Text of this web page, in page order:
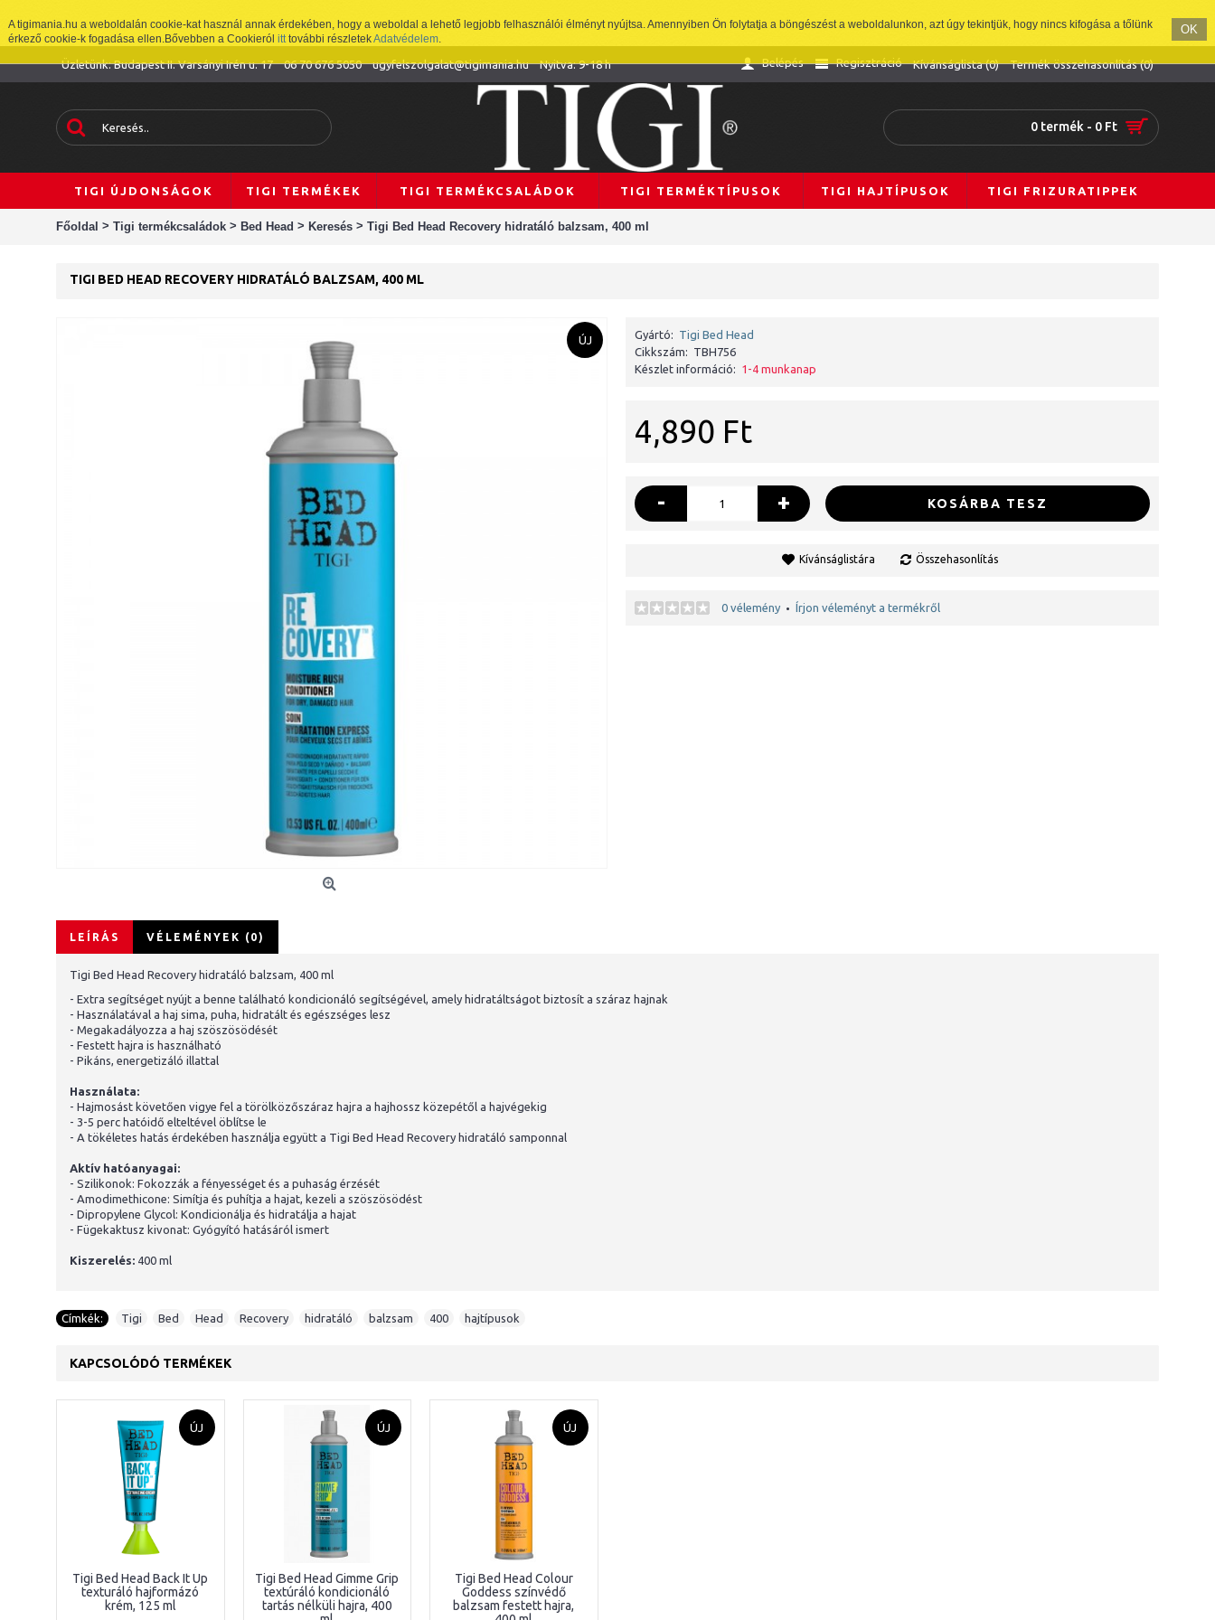
OK
A tigimania.hu a weboldalán cookie-kat használ annak érdekében, hogy a weboldal a lehető legjobb felhasználói élményt nyújtsa. Amennyiben Ön folytatja a böngészést a weboldalunkon, azt úgy tekintjük, hogy nincs kifogása a tőlünk
érkező cookie-k fogadása ellen.Bővebben a Cookieról itttovábbi részletekAdatvédelem.
Üzletünk: Budapest II. Varsányi Irén u. 17
06 70 676 5050 ugyfelszolgalat@tigimania.hu Nyitva: 9-18 h Belépés Regisztráció Kívánságlista (0) Termék összehasonlítás (0)
0 termék - 0 Ft
TIGI ÚJDONSÁGOK TIGI TERMÉKEK TIGI TERMÉKCSALÁDOK TIGI TERMÉKTÍPUSOK TIGI HAJTÍPUSOK TIGI FRIZURATIPPEK
Főoldal > Tigi termékcsaládok > Bed Head > Keresés > Tigi Bed Head Recovery hidratáló balzsam, 400 ml
TIGI BED HEAD RECOVERY HIDRATÁLÓ BALZSAM, 400 ML
ÚJ Gyártó: Tigi Bed Head
Cikkszám: TBH756
Készlet információ: 1-4 munkanap
4,890 Ft
- + KOSÁRBA TESZ
Kívánságlistára Összehasonlítás
0 vélemény • Írjon véleményt a termékről
LEÍRÁS VÉLEMÉNYEK (0)
Tigi Bed Head Recovery hidratáló balzsam, 400 ml
- Extra segítséget nyújt a benne található kondicionáló segítségével, amely hidratáltságot biztosít a száraz hajnak
- Használatával a haj sima, puha, hidratált és egészséges lesz
- Megakadályozza a haj szöszösödését
- Festett hajra is használható
- Pikáns, energetizáló illattal
Használata:
- Hajmosást követően vigye fel a törölközőszáraz hajra a hajhossz közepétől a hajvégekig
- 3-5 perc hatóidő elteltével öblítse le
- A tökéletes hatás érdekében használja együtt a Tigi Bed Head Recovery hidratáló samponnal
Aktív hatóanyagai:
- Szilikonok: Fokozzák a fényességet és a puhaság érzését
- Amodimethicone: Simítja és puhítja a hajat, kezeli a szöszösödést
- Dipropylene Glycol: Kondicionálja és hidratálja a hajat
- Fügekaktusz kivonat: Gyógyító hatásáról ismert
Kiszerelés: 400 ml
Címkék: Tigi Bed Head Recovery hidratáló balzsam 400 hajtípusok
KAPCSOLÓDÓ TERMÉKEK
ÚJ
Tigi Bed Head Back It Up
texturáló hajformázó
krém, 125 ml
ÚJ
Tigi Bed Head Gimme Grip
textúráló kondicionáló
tartás nélküli hajra, 400
ÚJ
Tigi Bed Head Colour
Goddess színvédő
balzsam festett hajra,